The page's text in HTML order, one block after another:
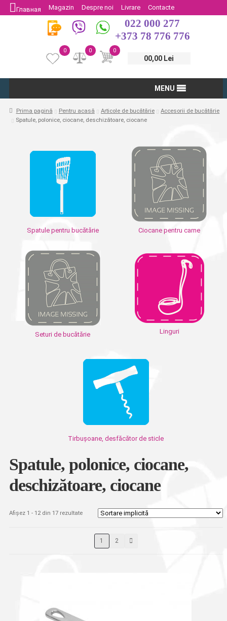
Главная Magazin Despre noi Livrare
Contacte
Protectia Consumatorului
Întoarcere
022 000 277
+373 78 776 776
0
00,00 Lei
0
0
MENU
Prima pagină Pentru acasă Articole de bucătărie
Accesorii de bucătărie
Spatule, polonice, ciocane, deschizătoare, ciocane
Spatule pentru bucătărie Ciocane pentru carne
Seturi de bucătărie Linguri
Tirbușoane, desfăcător de sticle
Spatule, polonice, ciocane,
deschizătoare, ciocane
Afișez 1 - 12 din 17 rezultate
1 2